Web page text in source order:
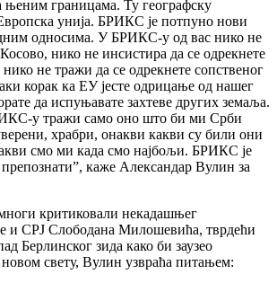
њеним границама. Ту географску
унија. БРИКС је потпуно нови
односима. У БРИКС-у од вас нико не
нико не инсистира да се одрекнете
не тражи да се одрекнете сопственог
корак ка ЕУ јесте одрицање од нашег
да испуњавате захтеве других земаља.
у тражи само оно што би ми Срби
храбри, онакви какви су били они
смо ми када смо најбољи. БРИКС је
каже Александар Вулин за
критиковали некадашњег
и СРЈ Слободана Милошевића, тврдећи
Берлинског зида како би заузео
свету, Вулин узвраћа питањем: